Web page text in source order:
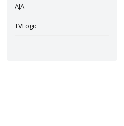
AJA
TVLogic